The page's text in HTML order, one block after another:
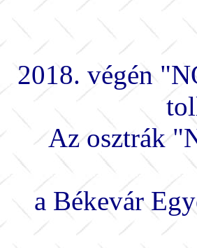
2018. végén
Az osztrák
a Békevár